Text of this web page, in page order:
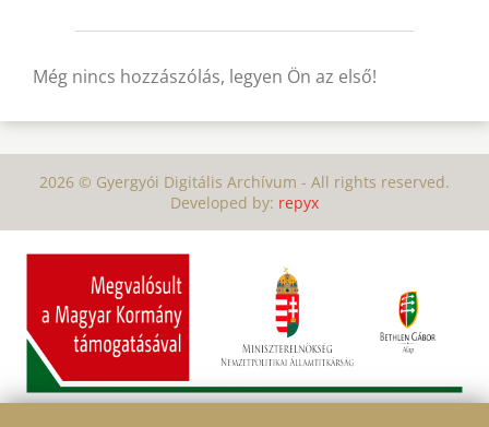
Még nincs hozzászólás, legyen Ön az első!
2026 © Gyergyói Digitális Archívum - All rights reserved.
Developed by: repyx